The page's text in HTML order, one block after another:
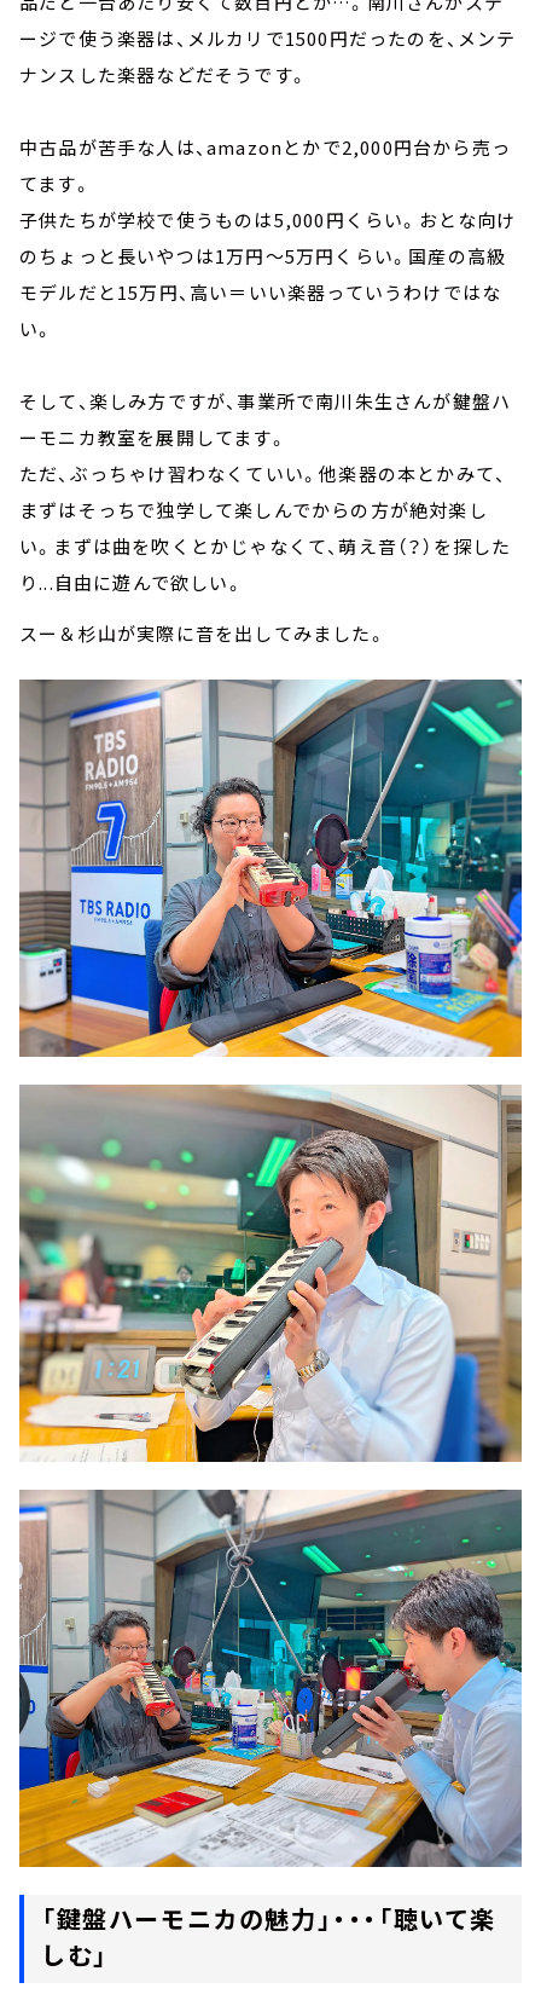
ージで使う楽器は、メルカリで1500円だったのを、メンテ
ナンスした楽器などだそうです。
中古品が苦手な人は、amazonとかで2,000円台から売っ
てます。
子供たちが学校で使うものは5,000円くらい。おとな向け
のちょっと長いやつは1万円～5万円くらい。国産の高級
モデルだと15万円、高い＝いい楽器っていうわけではな
い。
そして、楽しみ方ですが、事業所で南川朱生さんが鍵盤ハ
ーモニカ教室を展開してます。
ただ、ぶっちゃけ習わなくていい。他楽器の本とかみて、
まずはそっちで独学して楽しんでからの方が絶対楽し
い。まずは曲を吹くとかじゃなくて、萌え音（？）を探した
り...自由に遊んで欲しい。
スー＆杉山が実際に音を出してみました。
「鍵盤ハーモニカの魅力」・・・「聴いて楽
しむ」